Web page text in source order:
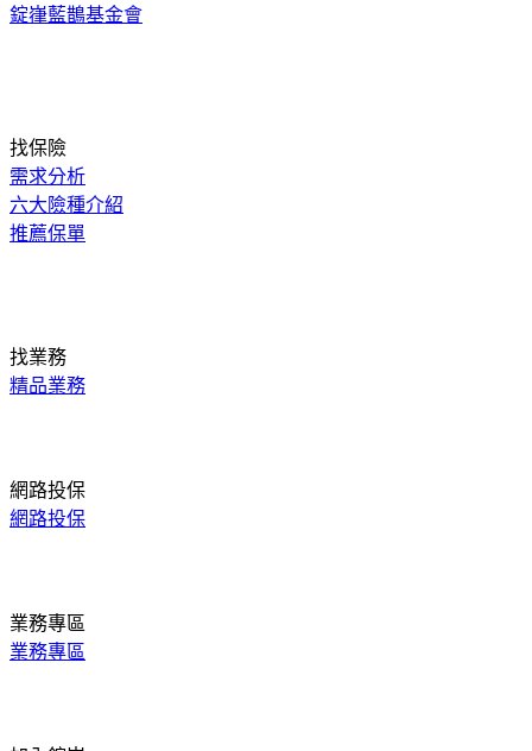
錠嵂藍鵲基金會
找保險
需求分析
六大險種介紹
推薦保單
找業務
精品業務
網路投保
網路投保
業務專區
業務專區